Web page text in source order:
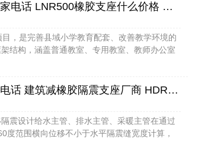
高阻尼减震橡胶支座厂家电话 LNR500橡胶支座什么价格 房屋建筑橡胶隔震支座LNR
，是完善县域小学教育配套、改善教学环境的
结构，涵盖普通教室、专用教室、教师办公室
铅芯橡胶隔震支座厂家电话 建筑减橡胶隔震支座厂商 HDR1500高阻尼隔震支座生产厂家
震设计给水主管、排水主管、采暖主管在通过
度范围横向位移不小于水平隔震缝宽度计算，